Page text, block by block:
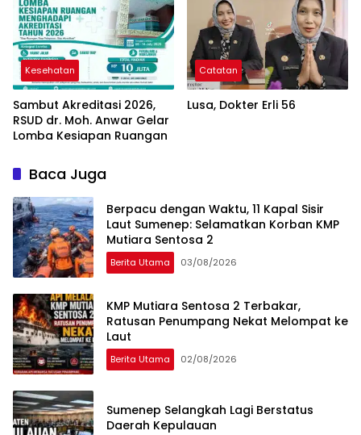
Kesehatan
Sambut Akreditasi 2026,
RSUD dr. Moh. Anwar Gelar
Lomba Kesiapan Ruangan
Catatan
Lusa, Dokter Erli 56
Baca Juga
Berpacu dengan Waktu, 11 Kapal Sisir
Laut Sumenep: Selamatkan Korban KMP
Mutiara Sentosa 2
Berita Utama 03/08/2026
KMP Mutiara Sentosa 2 Terbakar,
Ratusan Penumpang Nekat Melompat ke
Laut
Berita Utama 02/08/2026
Sumenep Selangkah Lagi Berstatus
Daerah Kepulauan